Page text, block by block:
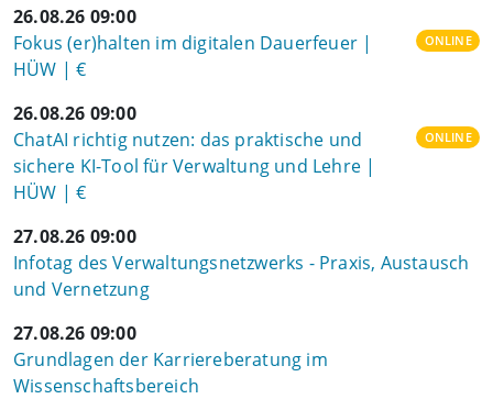
26.08.26 09:00
Fokus (er)halten im digitalen Dauerfeuer |
HÜW | €
ONLINE
26.08.26 09:00
ChatAI richtig nutzen: das praktische und
sichere KI-Tool für Verwaltung und Lehre |
HÜW | €
ONLINE
27.08.26 09:00
Infotag des Verwaltungsnetzwerks - Praxis, Austausch
und Vernetzung
27.08.26 09:00
Grundlagen der Karriereberatung im
Wissenschaftsbereich